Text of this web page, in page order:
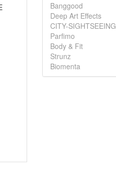
Banggood
Deep Art Effects
CITY-SIGHTSEEING
Parfimo
Body & Fit
Strunz
Biomenta